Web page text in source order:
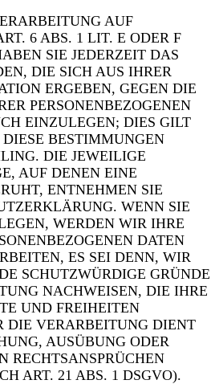
AUF
6 ABS. 1 LIT. E ODER F
SIE JEDERZEIT DAS
DIE SICH AUS IHRER
ERGEBEN, GEGEN DIE
PERSONENBEZOGENEN
EINZULEGEN; DIES GILT
BESTIMMUNGEN
DIE JEWEILIGE
AUF DENEN EINE
ENTNEHMEN SIE
WENN SIE
WERDEN WIR IHRE
DATEN
ES SEI DENN, WIR
SCHUTZWÜRDIGE GRÜNDE
NACHWEISEN, DIE IHRE
UND FREIHEITEN
DIE VERARBEITUNG DIENT
AUSÜBUNG ODER
RECHTSANSPRÜCHEN
ART. 21 ABS. 1 DSGVO).